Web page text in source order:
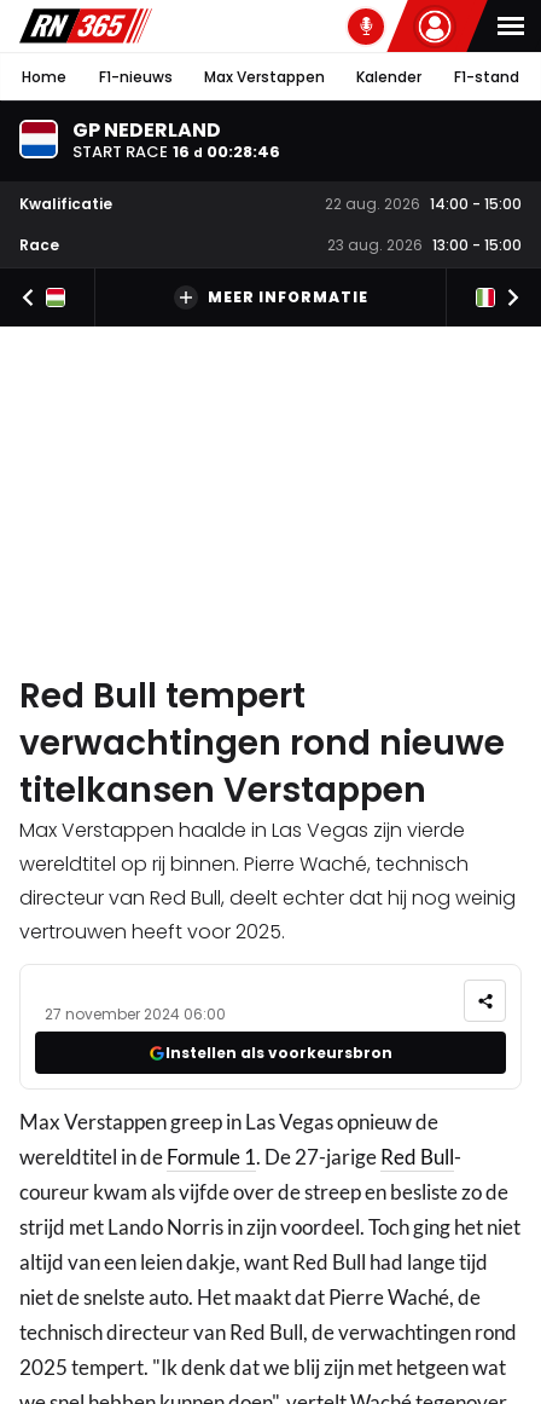
Home F1-nieuws Max Verstappen Kalender F1-stand
GP NEDERLAND
START RACE 16 d 00:28:45
Kwalificatie 22 aug. 2026 14:00 - 15:00
Race
23 aug. 2026 13:00 - 15:00
MEER INFORMATIE
Red Bull tempert
verwachtingen rond nieuwe
titelkansen Verstappen
Max Verstappen haalde in Las Vegas zijn vierde
wereldtitel op rij binnen. Pierre Waché, technisch
directeur van Red Bull, deelt echter dat hij nog weinig
vertrouwen heeft voor 2025.
27 november 2024 06:00
Instellen als voorkeursbron
Max Verstappen greep in Las Vegas opnieuw de
wereldtitel in deFormule 1. De 27-jarigeRed Bull-
coureur kwam als vijfde over de streep en besliste zo de
strijd met Lando Norris in zijn voordeel. Toch ging het niet
altijd van een leien dakje, want Red Bull had lange tijd
niet de snelste auto. Het maakt dat Pierre Waché, de
technisch directeur van Red Bull, de verwachtingen rond
2025 tempert. "Ik denk dat we blij zijn met hetgeen wat